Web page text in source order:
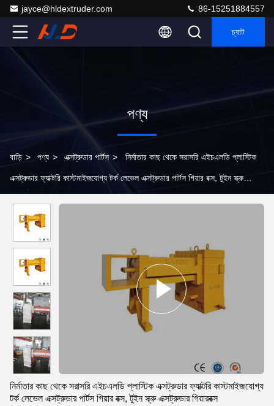
jayce@hldextruder.com 86-15251884557
চ্যাট
পণ্য
বাড়ি > পণ্য > এক্সট্রুডার পার্টস > নির্মাতার কাছ থেকে সরাসরি এইচএলডি প্লাস্টিক
এক্সট্রুডার ফ্যাক্টরি কাস্টমাইজযোগ্য টর্ক লেভেল এক্সট্রুডার পার্টস গিয়ার বক্স, টুইন স্ক্রু
নির্মাতার কাছ থেকে সরাসরি এইচএলডি প্লাস্টিক এক্সট্রুডার ফ্যাক্টরি কাস্টমাইজযোগ্য
টর্ক লেভেল এক্সট্রুডার পার্টস গিয়ার বক্স, টুইন স্ক্রু এক্সট্রুডার গিয়ারবক্স